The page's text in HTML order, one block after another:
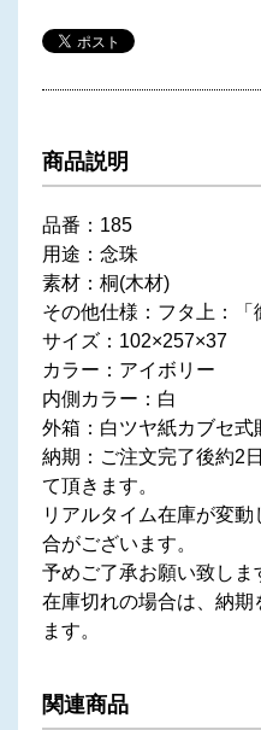
商品説明
品番：185
用途：念珠
素材：桐(木材)
その他仕様：フタ上：「
サイズ：102×257×37
カラー：アイボリー
内側カラー：白
外箱：白ツヤ紙カブセ式
納期：ご注文完了後約2
て頂きます。
リアルタイム在庫が変
合がございます。
予めご了承お願い致しま
在庫切れの場合は、納期
ます。
関連商品